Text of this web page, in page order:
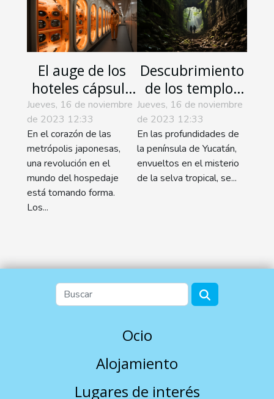
El auge de los
hoteles cápsula
en Japón
Jueves, 16 de noviembre
de 2023 12:33
En el corazón de las
metrópolis japonesas,
una revolución en el
mundo del hospedaje
está tomando forma.
Los...
Descubrimiento
de los templos
mayas
escondidos de
Yucatán
Jueves, 16 de noviembre
de 2023 12:33
En las profundidades de
la península de Yucatán,
envueltos en el misterio
de la selva tropical, se...
Ocio
Alojamiento
Lugares de interés